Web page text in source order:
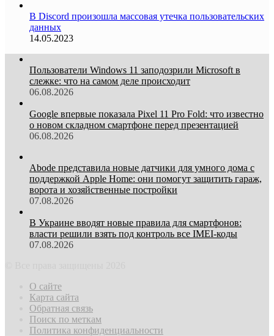
В Discord произошла массовая утечка пользовательских
данных
14.05.2023
Пользователи Windows 11 заподозрили Microsoft в
слежке: что на самом деле происходит
06.08.2026
Google впервые показала Pixel 11 Pro Fold: что известно
о новом складном смартфоне перед презентацией
06.08.2026
Abode представила новые датчики для умного дома с
поддержкой Apple Home: они помогут защитить гараж,
ворота и хозяйственные постройки
07.08.2026
В Украине вводят новые правила для смартфонов:
власти решили взять под контроль все IMEI-коды
07.08.2026
О сайте
Карта сайта
Обратная связь
Поиск по меткам
Политика конфиденциальности